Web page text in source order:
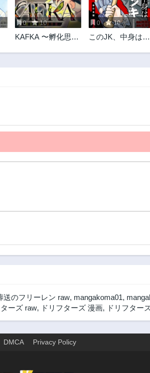
0 10
KAFKA 〜孵化思議
0 10
このJK、中身は童
送のフリーレン raw, mangakoma01,
ターズ raw, ドリフターズ 漫画, ドリフター
DMCA Privacy Policy